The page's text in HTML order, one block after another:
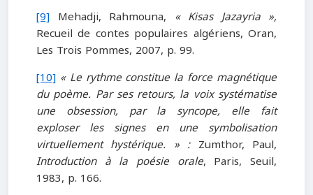
[9] Mehadji, Rahmouna, « Kisas Jazayria »,
Recueil de contes populaires algériens, Oran,
Les Trois Pommes, 2007, p. 99.
[10] « Le rythme constitue la force magnétique
du poème. Par ses retours, la voix systématise
une obsession, par la syncope, elle fait
exploser les signes en une symbolisation
virtuellement hystérique. » : Zumthor, Paul,
Introduction à la poésie orale, Paris, Seuil,
1983, p. 166.